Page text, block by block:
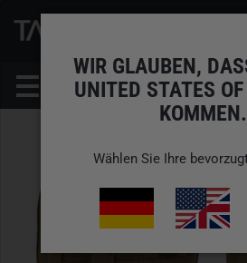
WIR GLAUBEN,
UNITED STATES
KOMMEN.
Wählen Sie Ihre